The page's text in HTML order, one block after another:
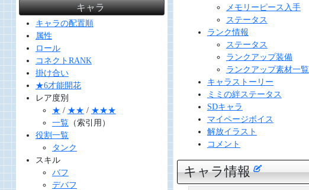
メモリーピース入手
ステータス
ランク情報
ステータス
ランクアップ装備
ランクアップ素材一覧
キャラストーリー
ミミの絆ステータス
SDキャラ
マイページボイス
解放イラスト
コメント
キャラ情報
キャラ
キャラの配置順
属性
ロール
コネクトRANK
掛け合い
★6才能開花
レア度別
★ / ★★ / ★★★
一覧（索引用）
役割一覧
タンク
スキル
バフ
デバフ